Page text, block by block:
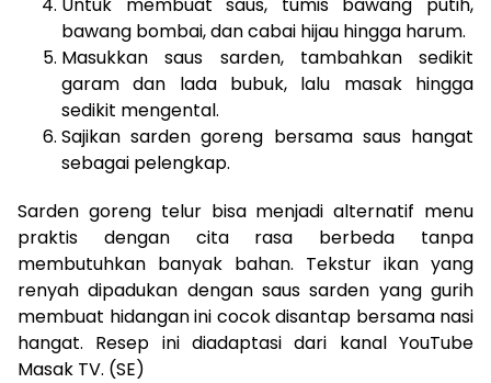
bawang bombai, dan cabai hijau hingga harum.
Masukkan saus sarden, tambahkan sedikit
garam dan lada bubuk, lalu masak hingga
sedikit mengental.
Sajikan sarden goreng bersama saus hangat
sebagai pelengkap.
Sarden goreng telur bisa menjadi alternatif menu
praktis dengan cita rasa berbeda tanpa
membutuhkan banyak bahan. Tekstur ikan yang
renyah dipadukan dengan saus sarden yang gurih
membuat hidangan ini cocok disantap bersama nasi
hangat. Resep ini diadaptasi dari kanal YouTube
Masak TV. (SE)